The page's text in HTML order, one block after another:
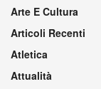
Arte E Cultura
Articoli Recenti
Atletica
Attualità